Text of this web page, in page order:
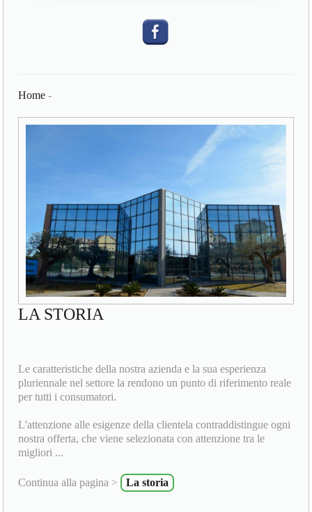
Home -
LA STORIA
Le caratteristiche della nostra azienda e la sua esperienza
pluriennale nel settore la rendono un punto di riferimento reale
per tutti i consumatori.
L'attenzione alle esigenze della clientela contraddistingue ogni
nostra offerta, che viene selezionata con attenzione tra le
migliori ...
Continua alla pagina > La storia